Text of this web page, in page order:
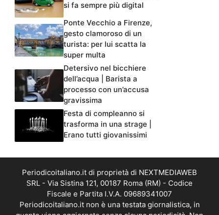
si fa sempre più digital
Ponte Vecchio a Firenze,
gesto clamoroso di un
turista: per lui scatta la
super multa
Detersivo nel bicchiere
dell’acqua | Barista a
processo con un’accusa
gravissima
Festa di compleanno si
trasforma in una strage |
Erano tutti giovanissimi
Periodicoitaliano.it di proprietà di NEXTMEDIAWEB
SRL - Via Sistina 121, 00187 Roma (RM) - Codice
Fiscale e Partita I.V.A. 09689341007
Periodicoitaliano.it non è una testata giornalistica, in